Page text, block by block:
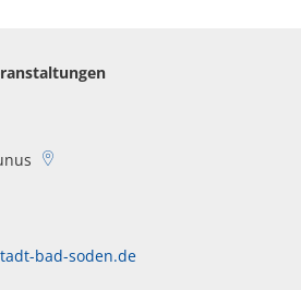
bad-soden.de